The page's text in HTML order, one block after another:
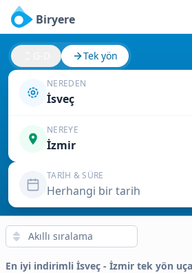
Biryere
Tek yön
NEREDEN
İsveç
NEREYE
İzmir
TARIH & SÜRE
Herhangi bir tarih
En iyi indirimli İsveç - İzmir tek yön